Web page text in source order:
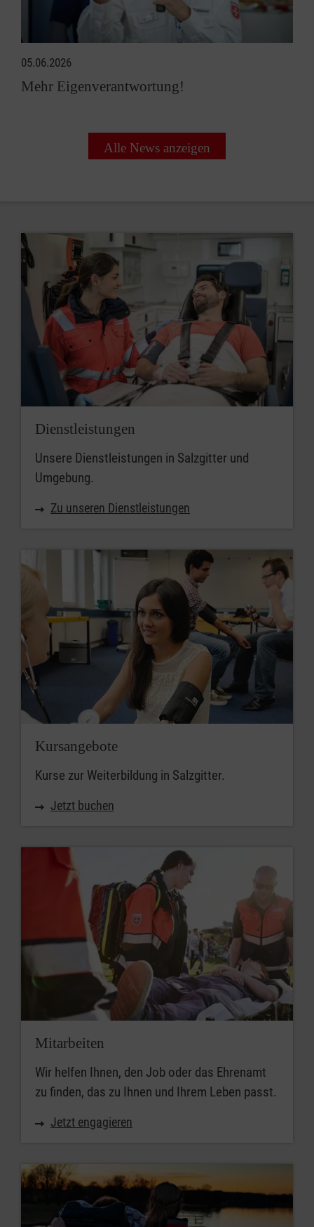
05.06.2026
Mehr Eigenverantwortung!
Alle News anzeigen
Dienstleistungen
Unsere Dienstleistungen in Salzgitter und
Umgebung.
Zu unseren Dienstleistungen
Kursangebote
Kurse zur Weiterbildung in Salzgitter.
Jetzt buchen
Mitarbeiten
Wir helfen Ihnen, den Job oder das Ehrenamt
zu finden, das zu Ihnen und Ihrem Leben passt.
Jetzt engagieren